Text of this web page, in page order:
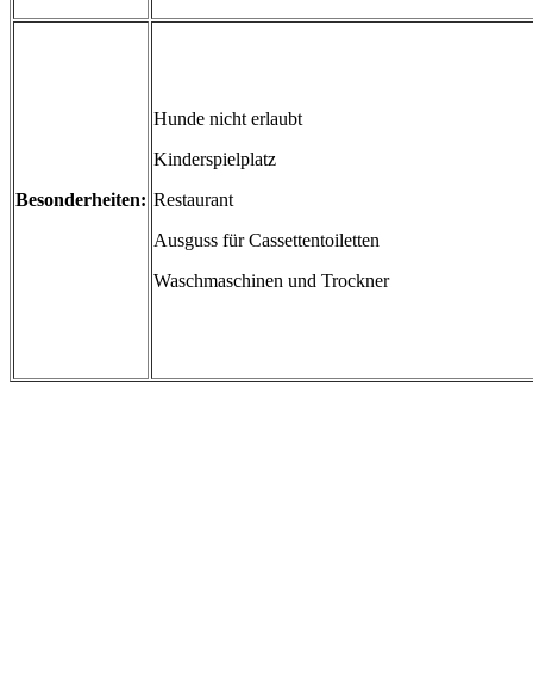
Besonderheiten:
Hunde nicht erlaubt
Kinderspielplatz
Restaurant
Ausguss für Cassettentoiletten
Waschmaschinen und Trockner